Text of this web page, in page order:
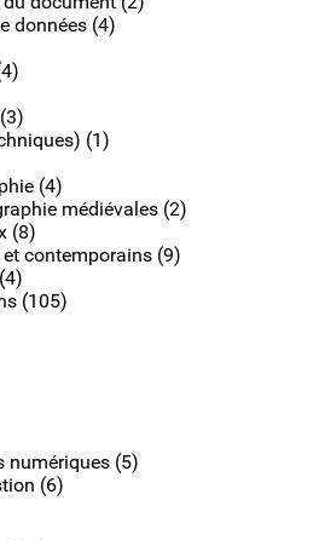
données (4)
(1)
(4)
médiévales (2)
(8)
contemporains (9)
(105)
numériques (5)
(6)